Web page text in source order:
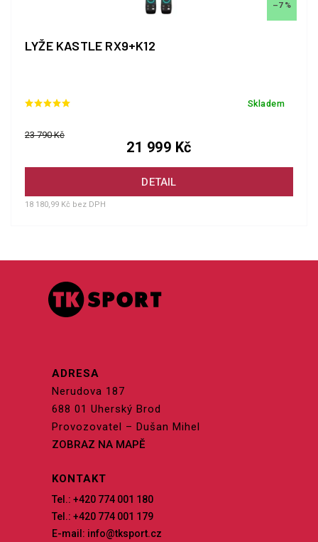
–7 %
LYŽE KASTLE RX9+K12
Skladem
DETAIL
18 180,99 Kč bez DPH
23 790 Kč
21 999 Kč
ADRESA
Nerudova 187
688 01 Uherský Brod
Provozovatel – Dušan Mihel
ZOBRAZ NA MAPĚ
KONTAKT
Tel.: +420 774 001 180
Tel.: +420 774 001 179
E-mail: info@tksport.cz